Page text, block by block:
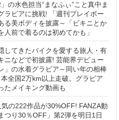
の水色担当“まなふぃ”こと真中ま
ラビアに挑戦! 「週刊プレイボー
る美ボディを披露～「ビキニとか
人前で着るのは初めてかも」
してきたバイクを愛する旅人・有
ニなどで初披露! 芸能界デビュー
」の水着グラビア～同い年の相棒
本全国2万km以上走破。グラビア
たメイキング動画も
の222作品が30%OFF! FANZA動
つり30％OFF」第2弾を明日1日